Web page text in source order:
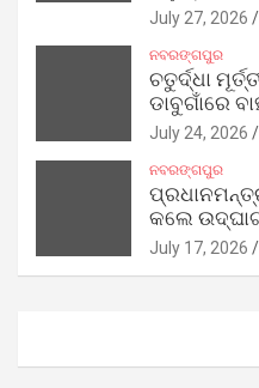
July 27, 2026
ନବରଙ୍ଗପୁର
ଚତୁର୍ଦ୍ଧା
ଡାବୁଗାଁରେ
July 24, 2026
ନବରଙ୍ଗପୁର
କଲେ
July 17, 2026